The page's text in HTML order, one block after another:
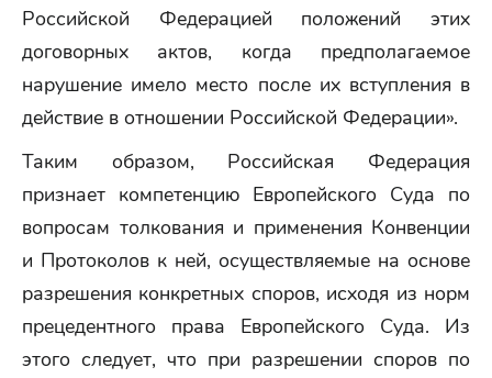
Российской Федерацией положений этих
договорных актов, когда предполагаемое
нарушение имело место после их вступления в
действие в отношении Российской Федерации».
Таким образом, Российская Федерация
признает компетенцию Европейского Суда по
вопросам толкования и применения Конвенции
и Протоколов к ней, осуществляемые на основе
разрешения конкретных споров, исходя из норм
прецедентного права Европейского Суда. Из
этого следует, что при разрешении споров по